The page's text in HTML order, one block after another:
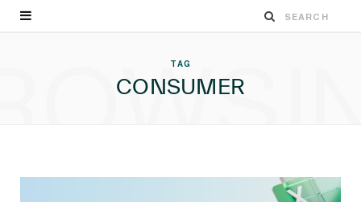
TAG
CONSUMER